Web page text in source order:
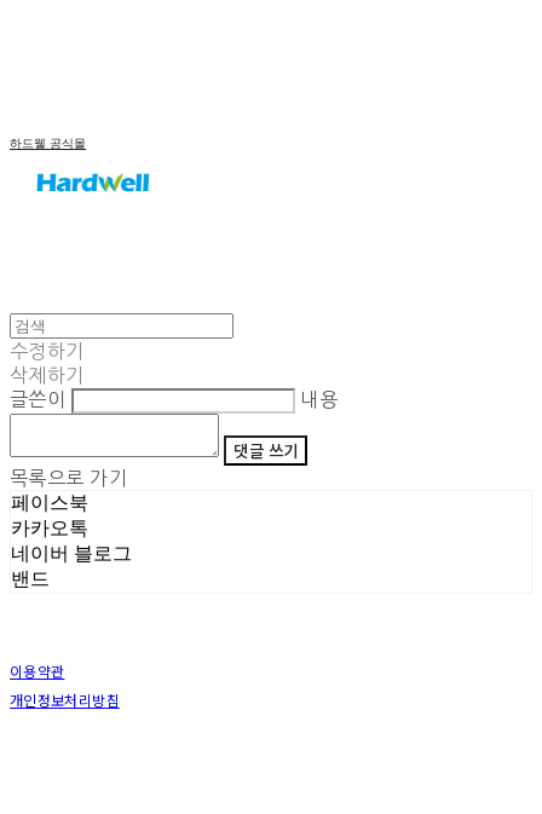
하드웰 공식몰
수정하기
삭제하기
글쓴이
내용
댓글 쓰기
목록으로 가기
페이스북
카카오톡
네이버 블로그
밴드
이용약관
개인정보처리방침